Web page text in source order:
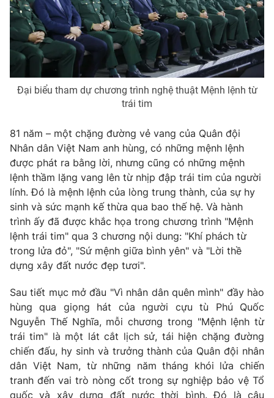
Thị trường 24h Tấm lòng Việt
VTV4 Vươn mình bằng AI
VTV9 VTV8
Liên hệ tòa soạn English
THỜI BÁO VTV
Theo dõi báo trên
Cơ quan chủ quản:Đài Truyền hình Việt Nam
Giấy phép hoạt động báo in và báo điện tử số 483/GP-BTTTT
cấp ngày 29/12/2023
Tổng Biên tập:
Vũ Thanh Thủy
Phó Tổng Biên tập:
Nguyễn Thị Mỹ Hạnh, Phạm Quốc Thắng,
Nguyễn Trọng Ninh
Tổng đài VTV:
024.38 355 931 - 024.38 355 932
Ðiện thoại Thời báo VTV: 024.66 897 897
Đại biểu tham dự chương trình nghệ thuật Mệnh lệnh từ
trái tim
81 năm – một chặng đường vẻ vang của Quân đội
Nhân dân Việt Nam anh hùng, có những mệnh lệnh
được phát ra bằng lời, nhưng cũng có những mệnh
lệnh thầm lặng vang lên từ nhịp đập trái tim của người
lính. Đó là mệnh lệnh của lòng trung thành, của sự hy
sinh và sức mạnh kế thừa qua bao thế hệ. Và hành
trình ấy đã được khắc họa trong chương trình "Mệnh
lệnh trái tim" qua 3 chương nội dung: "Khí phách từ
trong lửa đỏ", "Sứ mệnh giữa bình yên" và "Lời thề
dựng xây đất nước đẹp tươi".
Sau tiết mục mở đầu "Vì nhân dân quên mình" đầy hào
hùng qua giọng hát của người cựu tù Phú Quốc
Nguyễn Thế Nghĩa, mỗi chương trong "Mệnh lệnh từ
trái tim" là một lát cắt lịch sử, tái hiện chặng đường
chiến đấu, hy sinh và trưởng thành của Quân đội nhân
dân Việt Nam, từ những năm tháng khói lửa chiến
tranh đến vai trò nòng cốt trong sự nghiệp bảo vệ Tổ
quốc và xây dựng đất nước thời bình. Đó là câu